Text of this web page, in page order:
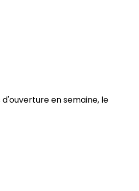
en semaine, le